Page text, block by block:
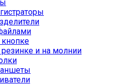
кнопке
резинке и на молнии